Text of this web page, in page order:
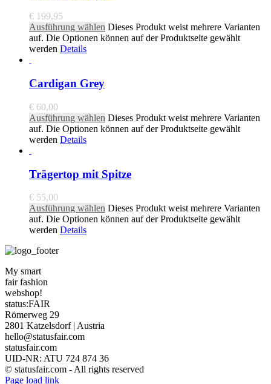
€ 199,95
Ausführung wählen Dieses Produkt weist mehrere Varianten
auf. Die Optionen können auf der Produktseite gewählt
werden Details
Cardigan Grey
€ 60,00
Ausführung wählen Dieses Produkt weist mehrere Varianten
auf. Die Optionen können auf der Produktseite gewählt
werden Details
Trägertop mit Spitze
€ 55,00
Ausführung wählen Dieses Produkt weist mehrere Varianten
auf. Die Optionen können auf der Produktseite gewählt
werden Details
My smart
fair fashion
webshop!
status:FAIR
Römerweg 29
2801 Katzelsdorf | Austria
hello@statusfair.com
statusfair.com
UID-NR: ATU 724 874 36
© statusfair.com - All rights reserved
Page load link